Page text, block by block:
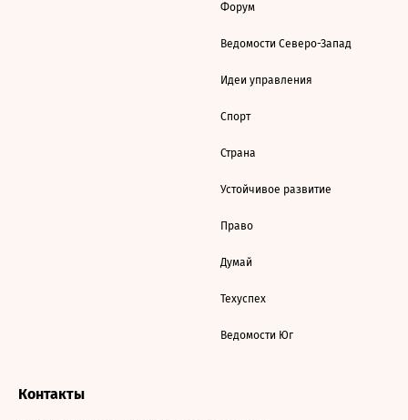
Форум
Ведомости Северо-Запад
Идеи управления
Спорт
Страна
Устойчивое развитие
Право
Думай
Техуспех
Ведомости Юг
Контакты